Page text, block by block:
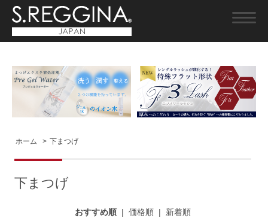
ホーム > 下まつげ
下まつげ
おすすめ順| 価格順| 新着順